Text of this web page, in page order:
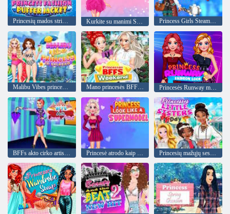
Princesių mados striukė Kurkite su manimi SuperHero Tutu komplektus Princess Girls Steampunk konkurencija
Malibu Vibes princesė atostogauja Mano princesės BFF savaitgalis Princesės Runway mados išvaizda